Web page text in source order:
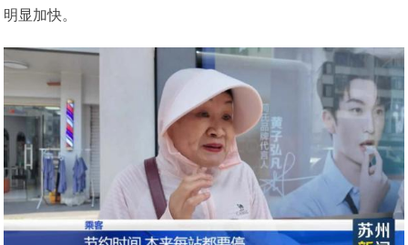
明显加快。